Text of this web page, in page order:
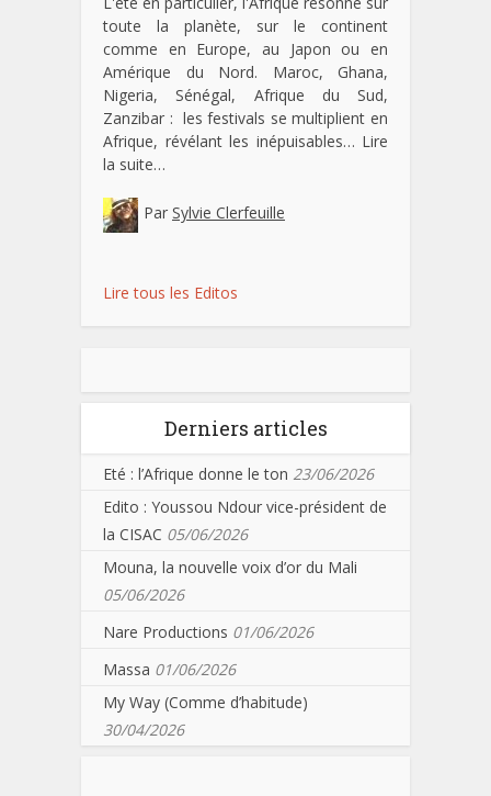
toute la planète, sur le continent
comme en Europe, au Japon ou en
Amérique du Nord. Maroc, Ghana,
Nigeria, Sénégal, Afrique du Sud,
Zanzibar : les festivals se multiplient en
Afrique, révélant les inépuisables… Lire
la suite…
Par Sylvie Clerfeuille
Lire tous les Editos
Derniers articles
Eté : l’Afrique donne le ton 23/06/2026
Edito : Youssou Ndour vice-président de
la CISAC 05/06/2026
Mouna, la nouvelle voix d’or du Mali
05/06/2026
Nare Productions 01/06/2026
Massa 01/06/2026
My Way (Comme d’habitude)
30/04/2026